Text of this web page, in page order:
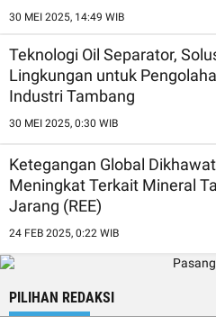
30 MEI 2025, 14:49 WIB
Teknologi Oil Separator,
Lingkungan untuk
Industri Tambang
30 MEI 2025, 0:30 WIB
Ketegangan Global
Meningkat Terkait Mineral
Jarang (REE)
24 FEB 2025, 0:22 WIB
PILIHAN REDAKSI